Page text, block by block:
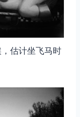
估计坐飞马时